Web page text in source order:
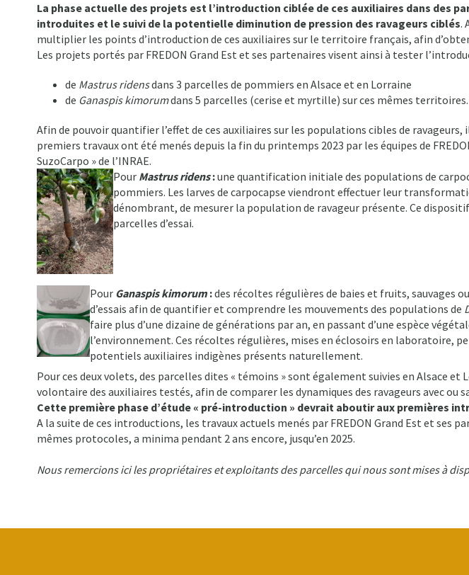
La phase actuelle des projets est l’introduction ciblée de ces auxiliaires dans des
introduites et le suivi de la potentielle diminution de pression des ravageurs ciblés.
multiplier les points d’introduction de ces auxiliaires sur le territoire français, afin
Les projets portés par FREDON Grand Est et ses partenaires visent ainsi à tester
de Mastrus ridensdans 3 parcelles de pommiers en Alsace et en Lorraine
de Ganaspis kimorumdans 5 parcelles (cerise et myrtille) sur ces mêmes territoires.
Afin de pouvoir quantifier l’effet de ces auxiliaires sur les populations cibles de
premiers travaux ont été menés depuis la fin du printemps 2023 par les équipes de
SuzoCarpo » de l’INRAE.
Pour Mastrus ridens:une quantification initiale des populations de
pommiers. Les larves de carpocapse viendront effectuer leur
dénombrant, de mesurer la population de ravageur présente. Ce
parcelles d’essai.
Pour Ganaspis kimorum :des récoltes régulières de baies et fruits, sauvages
d’essais afin de quantifier et comprendre les mouvements des populations de
faire plus d’une dizaine de générations par an, en passant d’une espèce
l’environnement. Ces récoltes régulières, mises en éclosoirs en laboratoire,
potentiels auxiliaires indigènes présents naturellement.
Pour ces deux volets, des parcelles dites « témoins » sont également suivies en Alsace
volontaire des auxiliaires testés, afin de comparer les dynamiques des ravageurs avec ou
Cette première phase d’étude « pré-introduction » devrait aboutir aux premières
A la suite de ces introductions, les travaux actuels menés par FREDON Grand Est et ses
mêmes protocoles, a minima pendant 2 ans encore, jusqu’en 2025.
Nous remercions ici les propriétaires et exploitants des parcelles qui nous sont mises à